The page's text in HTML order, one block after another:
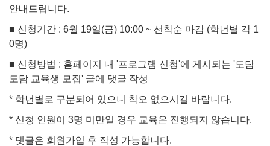
안내드립니다.
■ 신청기간 : 6월 19일(금) 10:00 ~ 선착순 마감 (학년별 각 1
0명)
■ 신청방법 : 홈페이지 내 '프로그램 신청'에 게시되는 '도담
도담 교육생 모집' 글에 댓글 작성
* 학년별로 구분되어 있으니 착오 없으시길 바랍니다.
* 신청 인원이 3명 미만일 경우 교육은 진행되지 않습니다.
* 댓글은 회원가입 후 작성 가능합니다.